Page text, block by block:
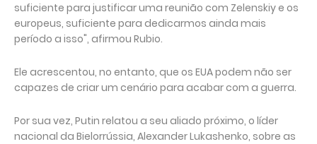
suficiente para justificar uma reunião com Zelenskiy e os
europeus, suficiente para dedicarmos ainda mais
período a isso", afirmou Rubio.
Ele acrescentou, no entanto, que os EUA podem não ser
capazes de criar um cenário para acabar com a guerra.
Por sua vez, Putin relatou a seu aliado próximo, o líder
nacional da Bielorrússia, Alexander Lukashenko, sobre as